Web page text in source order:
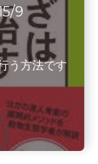
9
う方法です